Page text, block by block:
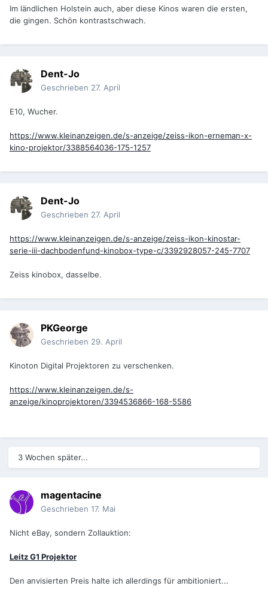
Im ländlichen Holstein auch, aber diese Kinos waren die ersten,
die gingen. Schön kontrastschwach.
Dent-Jo
Geschrieben 27. April
E10, Wucher.
https://www.kleinanzeigen.de/s-anzeige/zeiss-ikon-erneman-x-
kino-projektor/3388564036-175-1257
Dent-Jo
Geschrieben 27. April
https://www.kleinanzeigen.de/s-anzeige/zeiss-ikon-kinostar-
serie-iii-dachbodenfund-kinobox-type-c/3392928057-245-7707
Zeiss kinobox, dasselbe.
PKGeorge
Geschrieben 29. April
Kinoton Digital Projektoren zu verschenken.
https://www.kleinanzeigen.de/s-
anzeige/kinoprojektoren/3394536866-168-5586
3 Wochen später...
magentacine
Geschrieben 17. Mai
Nicht eBay, sondern Zollauktion:
Leitz G1 Projektor
Den anvisierten Preis halte ich allerdings für ambitioniert...